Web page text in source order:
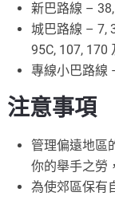
新巴路線 –
城巴路線 – 7,
95C, 107, 170
專線小巴路線
注意事項
管理偏遠地區
你的舉手之勞
為使郊區保有